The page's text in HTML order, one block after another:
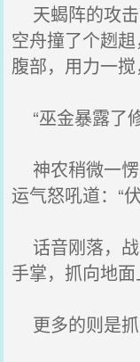
天蝎阵的攻
空舟撞了个趔
腹部，用力一搅
“巫金暴露了
神农稍微一愣
运气怒吼道：“
话音刚落，
手掌，抓向地面
更多的则是抓